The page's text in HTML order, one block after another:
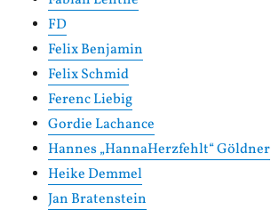
FD
Felix Benjamin
Felix Schmid
Ferenc Liebig
Gordie Lachance
Hannes „HannaHerzfehlt“ Göldner
Heike Demmel
Jan Bratenstein